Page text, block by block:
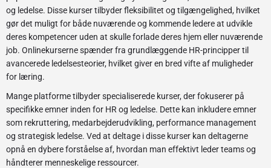
og ledelse. Disse kurser tilbyder fleksibilitet og tilgængelighed, hvilket
gør det muligt for både nuværende og kommende ledere at udvikle
deres kompetencer uden at skulle forlade deres hjem eller nuværende
job. Onlinekurserne spænder fra grundlæggende HR-principper til
avancerede ledelsesteorier, hvilket giver en bred vifte af muligheder
for læring.
Mange platforme tilbyder specialiserede kurser, der fokuserer på
specifikke emner inden for HR og ledelse. Dette kan inkludere emner
som rekruttering, medarbejderudvikling, performance management
og strategisk ledelse. Ved at deltage i disse kurser kan deltagerne
opnå en dybere forståelse af, hvordan man effektivt leder teams og
håndterer menneskelige ressourcer.